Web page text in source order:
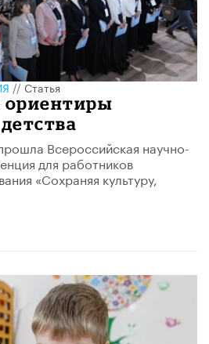
//Статья
Всероссийская научно-
для работников
«Сохраняя культуру,